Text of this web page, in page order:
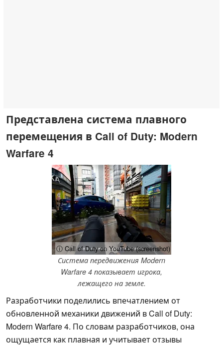
Представлена система плавного
перемещения в Call of Duty: Modern
Warfare 4
ⓘ Call of Duty on YouTube (screenshot)
Система передвижения Modern
Warfare 4 показывает игрока,
лежащего на земле.
Разработчики поделились впечатлением от
обновленной механики движений в Call of Duty:
Modern Warfare 4. По словам разработчиков, она
ощущается как плавная и учитывает отзывы